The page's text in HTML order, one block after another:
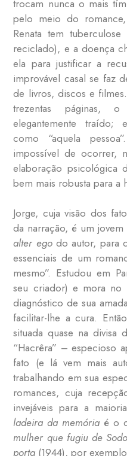
trocam nunca o mais
pelo meio do
Renata tem
reciclado), e a doença
ela para justificar a
improvável casal se faz
de livros, discos e
trezentas páginas,
elegantemente traído;
como “aquela
impossível de ocorrer,
elaboração psicológica
bem mais robusta para a
Jorge, cuja visão dos
da narração, é um
alter egodo autor, para
essenciais de um
mesmo”. Estudou em
seu criador) e mora no
diagnóstico de sua
facilitar-lhe a cura.
situada quase na divisa
“Hacrêra” – especioso
fato (e lá vem mais
trabalhando em sua
romances, cuja
invejáveis para a
ladeira da memória é o
mulher que fugiu de
porta (1944), por